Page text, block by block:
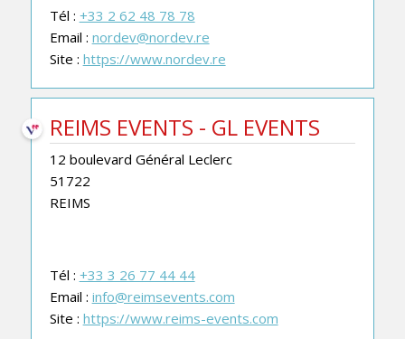
Tél : +33 2 62 48 78 78
Email : nordev@nordev.re
Site : https://www.nordev.re
REIMS EVENTS - GL EVENTS
12 boulevard Général Leclerc
51722
REIMS
Tél : +33 3 26 77 44 44
Email : info@reimsevents.com
Site : https://www.reims-events.com